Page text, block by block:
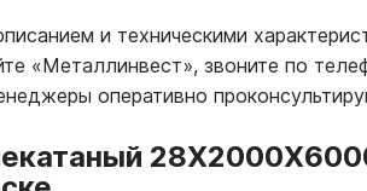
и техническими
«Металлинвест», звоните по
оперативно